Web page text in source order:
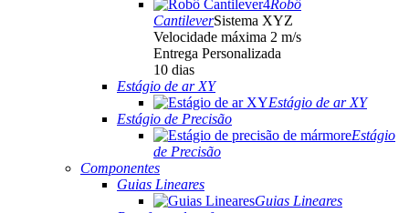
Robô
CantileverSistema XYZ
Velocidade máxima 2 m/s
Entrega Personalizada
10 dias
Estágio de ar XY
Estágio de ar XY
Estágio de Precisão
Estágio
de Precisão
Componentes
Guias Lineares
Guias Lineares